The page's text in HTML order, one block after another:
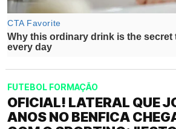
FUTEBOL FORMAÇÃO
OFICIAL! LATERAL QUE
ANOS NO BENFICA